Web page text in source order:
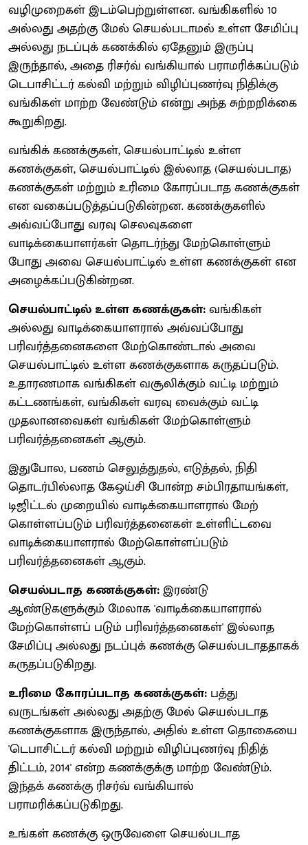
வழிமுறைகள் இடம்பெற்றுள்ளன. வங்கிகளில் 10
அல்லது அதற்கு மேல் செயல்படாமல் உள்ள சேமிப்பு
அல்லது நடப்புக் கணக்கில் ஏதேனும் இருப்பு
இருந்தால், அதை ரிசர்வ் வங்கியால் பராமரிக்கப்படும்
டெபாசிட்டர் கல்வி மற்றும் விழிப்புணர்வு நிதிக்கு
வங்கிகள் மாற்ற வேண்டும் என்று அந்த சுற்றறிக்கை
கூறுகிறது.
வங்கிக் கணக்குகள், செயல்பாட்டில் உள்ள
கணக்குகள், செயல்பாட்டில் இல்லாத (செயல்படாத)
கணக்குகள் மற்றும் உரிமை கோரப்படாத கணக்குகள்
என வகைப்படுத்தப்படுகின்றன. கணக்குகளில்
அவ்வப்போது வரவு செலவுகளை
வாடிக்கையாளர்கள் தொடர்ந்து மேற்கொள்ளும்
போது அவை செயல்பாட்டில் உள்ள கணக்குகள் என
அழைக்கப்படுகின்றன.
செயல்பாட்டில் உள்ள கணக்குகள்:வங்கிகள்
அல்லது வாடிக்கையாளரால் அவ்வப்போது
பரிவர்த்தனைகளை மேற்கொண்டால் அவை
செயல்பாட்டில் உள்ள கணக்குகளாக கருதப்படும்.
உதாரணமாக வங்கிகள் வசூலிக்கும் வட்டி மற்றும்
கட்டணங்கள், வங்கிகள் வரவு வைக்கும் வட்டி
முதலானவைகள் வங்கிகள் மேற்கொள்ளும்
பரிவர்த்தனைகள் ஆகும்.
இதுபோல, பணம் செலுத்துதல், எடுத்தல், நிதி
தொடர்பில்லாத கேஒய்சி போன்ற சம்பிரதாயங்கள்,
டிஜிட்டல் முறையில் வாடிக்கையாளரால் மேற்
கொள்ளப்படும் பரிவர்த்தனைகள் உள்ளிட்டவை
வாடிக்கையாளரால் மேற்கொள்ளப்படும்
பரிவர்த்தனைகள் ஆகும்.
செயல்படாத கணக்குகள்:இரண்டு
ஆண்டுகளுக்கும் மேலாக 'வாடிக்கையாளரால்
மேற்கொள்ளப் படும் பரிவர்த்தனைகள்' இல்லாத
சேமிப்பு அல்லது நடப்புக் கணக்கு செயல்படாததாகக்
கருதப்படுகிறது.
உரிமை கோரப்படாத கணக்குகள்: பத்து
வருடங்கள் அல்லது அதற்கு மேல் செயல்படாத
கணக்குகளாக இருந்தால், அதில் உள்ள தொகையை
'டெபாசிட்டர் கல்வி மற்றும் விழிப்புணர்வு நிதித்
திட்டம், 2014' என்ற கணக்குக்கு மாற்ற வேண்டும்.
இந்தக் கணக்கு ரிசர்வ் வங்கியால்
பராமரிக்கப்படுகிறது.
உங்கள் கணக்கு ஒருவேளை செயல்படாத